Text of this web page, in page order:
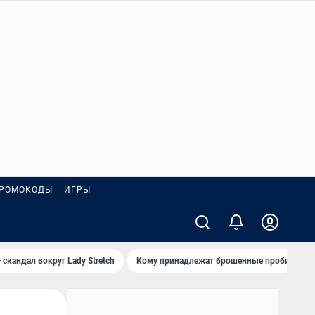
ИГРЫ
вокруг Lady Stretch Кому принадлежат брошенные пробирки?